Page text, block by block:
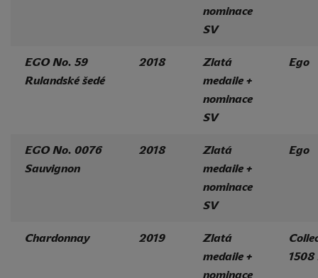
nominace
SV
EGO No. 59
Rulandské šedé
2018
Zlatá
medaile +
nominace
SV
Ego
EGO No. 0076
Sauvignon
2018
Zlatá
medaile +
nominace
SV
Ego
Chardonnay 2019
Zlatá
medaile +
nominace
1508